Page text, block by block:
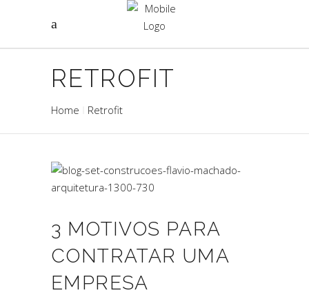
RETROFIT
Home Retrofit
3 MOTIVOS PARA
CONTRATAR UMA
EMPRESA